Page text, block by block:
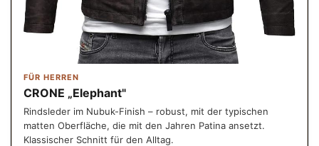
FÜR HERREN
CRONE „Elephant"
Rindsleder im Nubuk-Finish – robust, mit der typischen
matten Oberfläche, die mit den Jahren Patina ansetzt.
Klassischer Schnitt für den Alltag.